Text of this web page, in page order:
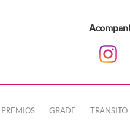
PRÊMIOS GRADE TRÂNSITO